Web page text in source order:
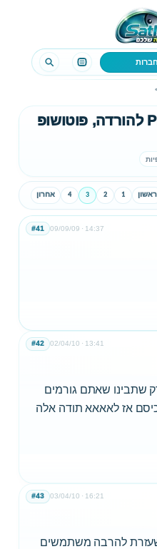
כל מיני סוגי Photoshop להורדה, פוטושופ
ראשון 1
2
3
4 אחרון
09/09/09 14:37
#41
02/04/10 13:41
#42
שתבינו שאתם גורמים
אז לאאאא תודה אלה
03/04/10 16:21
#43
להרבה משתמשים